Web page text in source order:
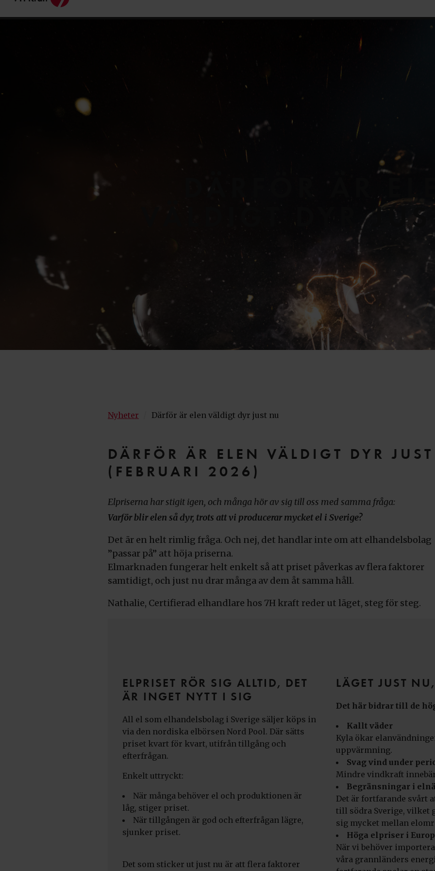
Aktuella elpriser
DÄRFÖR ÄR
VÄLDIGT DYR
Nyheter Därför är elen väldigt dyr just nu
DÄRFÖR ÄR ELEN VÄLDIGT DYR
(FEBRUARI 2026)
Elpriserna har stigit igen, och många hör av sig till oss med samma fråga:
Varför blir elen så dyr, trots att vi producerar mycket el i Sverige?
Det är en helt rimlig fråga. Och nej, det handlar inte om att elhandelsbolag
”passar på” att höja priserna.
Elmarknaden fungerar helt enkelt så att priset påverkas av flera faktorer
samtidigt, och just nu drar många av dem åt samma håll.
Nathalie, Certifierad elhandlare hos 7H kraft reder ut läget, steg för steg.
ELPRISET RÖR SIG ALLTID, DET
ÄR INGET NYTT I SIG
All el som elhandelsbolag i Sverige säljer köps in
via den nordiska elbörsen Nord Pool. Där sätts
priset kvart för kvart, utifrån tillgång och
efterfrågan.
Enkelt uttryckt:
När många behöver el och produktionen är
låg, stiger priset.
När tillgången är god och efterfrågan lägre,
sjunker priset.
Det som sticker ut just nu är att flera faktorer
LÄGET JUST
Det här bidrar till de
Kallt väder
Kyla ökar
uppvärmning.
Svag vind under
Mindre vindkraft
Begränsningar i
Det är fortfarande svårt
till södra Sverige, vilket
sig mycket mellan
Höga elpriser i
När vi behöver
våra grannländers